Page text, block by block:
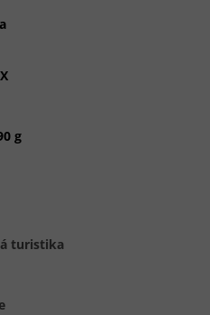
g
turistika